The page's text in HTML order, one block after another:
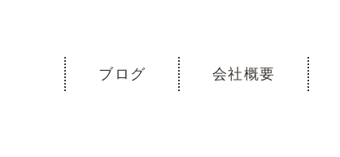
ブログ 会社概要